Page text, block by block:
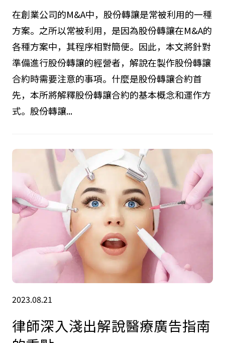
在創業公司的M&A中，股份轉讓是常被利用的一種
方案。之所以常被利用，是因為股份轉讓在M&A的
各種方案中，其程序相對簡便。因此，本文將針對
準備進行股份轉讓的經營者，解說在製作股份轉讓
合約時需要注意的事項。什麼是股份轉讓合約首
先，本所將解釋股份轉讓合約的基本概念和運作方
式。股份轉讓...
2023.08.21
律師深入淺出解說醫療廣告指南